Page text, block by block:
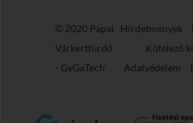
© 2020 Pápai
Várkertfürdő
- GyGaTech'
Hirdetmények
Kötelező
Adatvédelem